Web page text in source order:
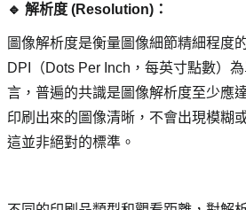
🔹 解析度 (Resolution)：
圖像解析度是衡量圖像細節精細程度
DPI（Dots Per Inch，每英寸點數）
言，普遍的共識是圖像解析度至少應
印刷出來的圖像清晰，不會出現模糊
這並非絕對的標準。